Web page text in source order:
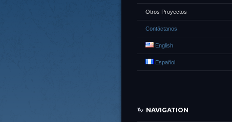
Otros Proyectos
Contáctanos
English
Español
NAVIGATION